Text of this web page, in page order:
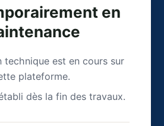
en
technique est en cours sur
plateforme.
dès la fin des travaux.